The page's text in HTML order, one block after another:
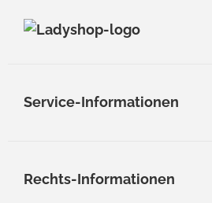
Service-Informationen
Rechts-Informationen